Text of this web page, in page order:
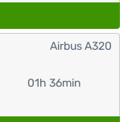
01h 36min
Airbus A320